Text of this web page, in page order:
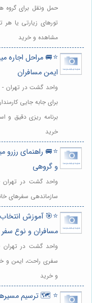
حمل ونقل برای گروه
تورهای زیارتی یا
مشاهده و خرید
⭐️🚐 مراحل اجاره
ایمن مسافران
واحد گشت در تهران -
برای جابه جایی
برنامه ریزی دقیق و
خرید
⭐️🚐 راهنمای
و گروهی
واحد گشت در تهران -
سازماندهی سفرهای
⭐️🎯 آموزش
مسافران و نوع سفر
واحد گشت در تهران
سفری راحت، ایمن و
و خرید
⭐️ 🗺️ ترسیم